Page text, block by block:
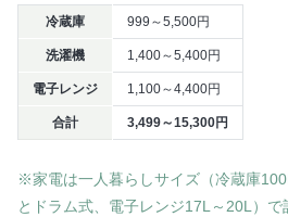
冷蔵庫 999～5,500円
洗濯機 1,400～5,400円
電子レンジ 1,100～4,400円
合計 3,499～15,300円
※家電は一人暮らしサイズ（冷蔵庫
とドラム式、電子レンジ17L～20L）で